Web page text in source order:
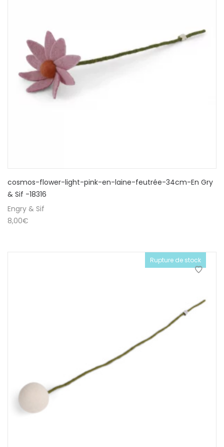
cosmos-flower-light-pink-en-laine-feutrée-34cm-En Gry
& Sif -18316
Engry & Sif
8,00€
Rupture de stock